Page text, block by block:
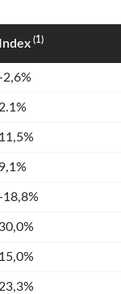
Index (1)
-2,6%
2.1%
11,5%
9,1%
-18,8%
15,0%
23,3%